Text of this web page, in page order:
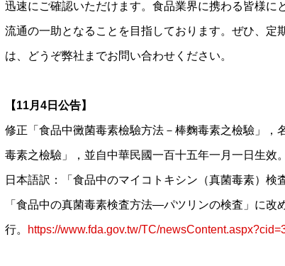
迅速にご確認いただけます。食品業界に携わる皆様に
流通の一助となることを目指しております。ぜひ、定
は、どうぞ弊社までお問い合わせください。
【11月4日公告】
修正「食品中黴菌毒素檢驗方法－棒麴毒素之檢驗」，
毒素之檢驗」，並自中華民國一百十五年一月一日生效
日本語訳：「食品中のマイコトキシン（真菌毒素）
「食品中の真菌毒素検査方法—パツリンの検査」に
行。 https://www.fda.gov.tw/TC/